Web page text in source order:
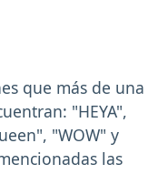
que más de una
"HEYA",
"WOW" y
las